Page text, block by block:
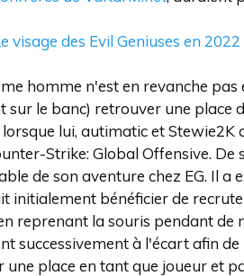
visage des Evil Geniuses en
homme n'est en revanche
sur le banc) retrouver une
lui, autimatic et
Strike: Global Offensive.
de son aventure chez EG. Il a
initialement bénéficier de
reprenant la souris pendant
successivement à l'écart afin
place en tant que joueur et